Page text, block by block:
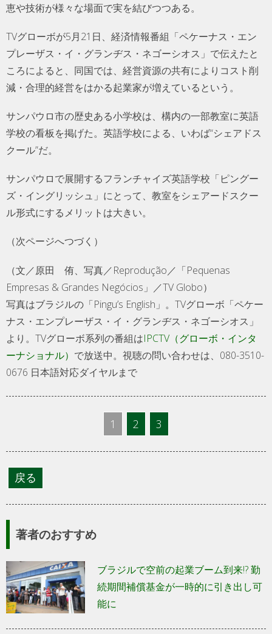
恵や技術が様々な場面で実を結びつつある。
TVグローボが5月21日、経済情報番組「ペケーナス・エン
プレーザス・イ・グランヂス・ネゴーシオス」で伝えたと
ころによると、同国では、経営資源の共有によりコスト削
減・合理的経営をはかる起業家が増えているという。
サンパウロ市の歴史ある小学校は、構内の一部教室に英語
学校の看板を掲げた。英語学校による、いわば“シェアドス
クール”だ。
サンパウロで展開するフランチャイズ英語学校「ピングー
ズ・イングリッシュ」にとって、教室をシェアードスクー
ル形式にするメリットは大きい。
（次ページへつづく）
（文／原田 侑、写真／Reprodução／「Pequenas
Empresas & Grandes Negócios」／TV Globo）
写真はブラジルの「Pingu’s English」。TVグローボ「ペケー
ナス・エンプレーザス・イ・グランヂス・ネゴーシオス」
より。TVグローボ系列の番組はIPCTV（グローボ・インタ
ーナショナル） で放送中。視聴の問い合わせは、080-3510-
0676 日本語対応ダイヤルまで
1 2 3
著者のおすすめ
ブラジルで空前の起業ブーム到来!? 勤
続期間補償基金が一時的に引き出し可
能に